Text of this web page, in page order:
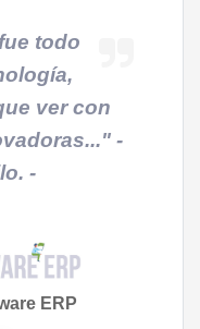
todo
ver con
-
-
ERP